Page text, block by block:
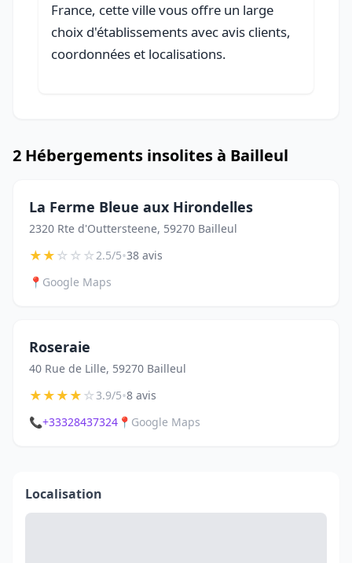
France, cette ville vous offre un large
choix d'établissements avec avis clients,
coordonnées et localisations.
2 Hébergements insolites à Bailleul
La Ferme Bleue aux Hirondelles
2320 Rte d'Outtersteene, 59270 Bailleul
★★☆☆☆2.5/5•38 avis
📍 Google Maps
Roseraie
40 Rue de Lille, 59270 Bailleul
★★★★☆3.9/5•8 avis
📞+33328437324 📍 Google Maps
Localisation